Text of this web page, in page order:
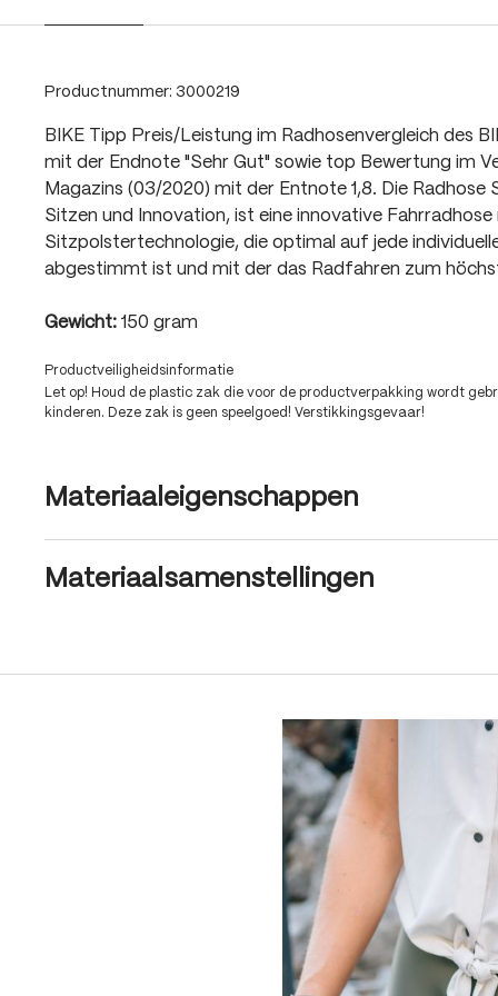
Productnummer: 3000219
BIKE Tipp Preis/Leistung im Radhosenvergleich des
mit der Endnote "Sehr Gut" sowie top Bewertung im
Magazins (03/2020) mit der Entnote 1,8. Die Radhose
Sitzen und Innovation, ist eine innovative
Sitzpolstertechnologie, die optimal auf jede
abgestimmt ist und mit der das Radfahren zum
Gewicht: 150 gram
Productveiligheidsinformatie
Let op! Houd de plastic zak die voor de productverpakking wordt
kinderen. Deze zak is geen speelgoed! Verstikkingsgevaar!
Materiaaleigenschappen
Materiaalsamenstellingen